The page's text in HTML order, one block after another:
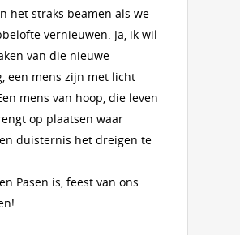
het straks beamen als we
vernieuwen. Ja, ik wil
van die nieuwe
een mens zijn met licht
mens van hoop, die leven
op plaatsen waar
duisternis het dreigen te
Pasen is, feest van ons